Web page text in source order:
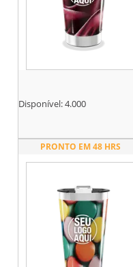
Disponível:4.000
PRONTO EM 48 HRS